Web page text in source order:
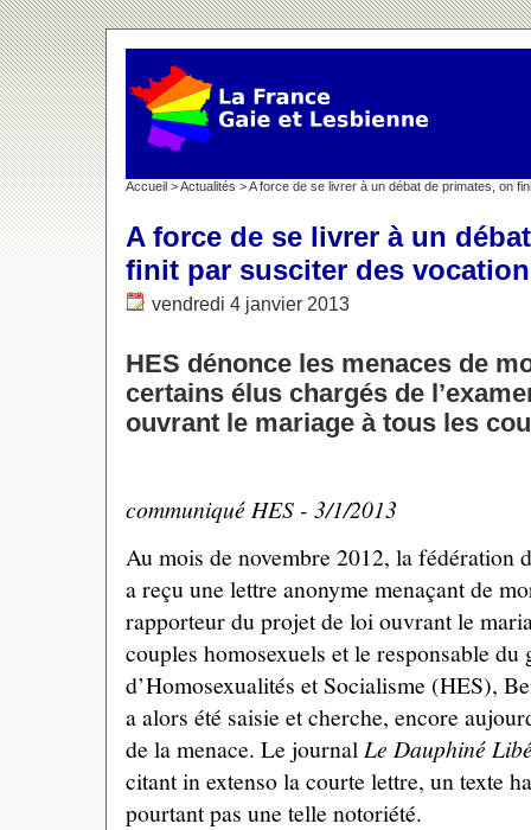
Accueil >Actualités > A force de se livrer à un débat de primates, on
A force de se livrer à un
finit par susciter des
vendredi 4 janvier 2013
HES dénonce les menaces de
certains élus chargés de
ouvrant le mariage à tous les
communiqué HES - 3/1/2013
Au mois de novembre 2012, la fédération
a reçu une lettre anonyme menaçant de
rapporteur du projet de loi ouvrant le
couples homosexuels et le responsable
d’Homosexualités et Socialisme (HES),
a alors été saisie et cherche, encore
de la menace. Le journal Le Dauphiné
citant in extenso la courte lettre, un texte
pourtant pas une telle notoriété.